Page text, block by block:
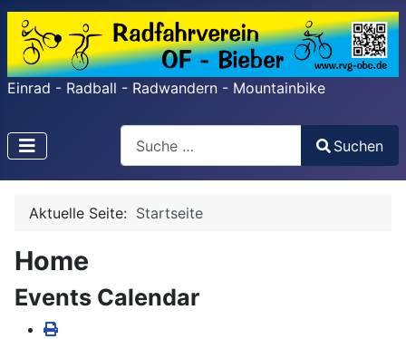
Einrad - Radball - Radwandern - Mountainbike
Search
Type 2 or more characters for results.
Suchen
Aktuelle Seite: Startseite
Home
Events Calendar